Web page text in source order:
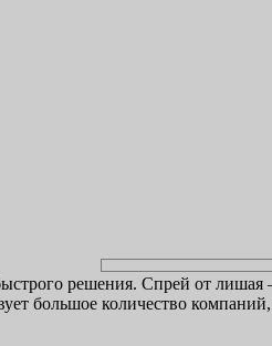
решения. Спрей от
большое количество